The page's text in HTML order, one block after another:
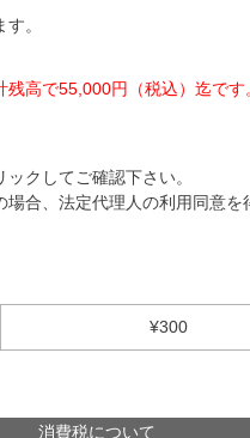
。
高で55,000円（税込）迄です
クしてご確認下さい。
場合、法定代理人の利用同意を
¥300
消費税について